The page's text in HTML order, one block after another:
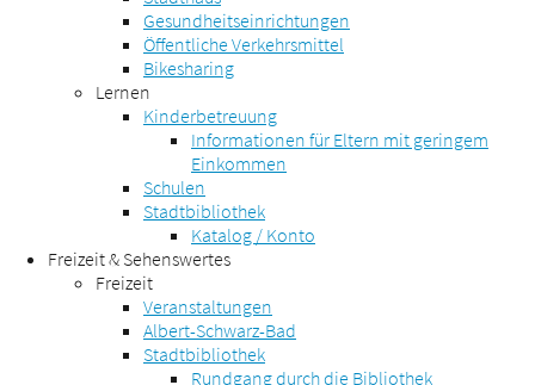
Gesundheitseinrichtungen
Öffentliche Verkehrsmittel
Bikesharing
Lernen
Kinderbetreuung
Informationen für Eltern mit geringem
Einkommen
Schulen
Stadtbibliothek
Katalog / Konto
Freizeit & Sehenswertes
Freizeit
Veranstaltungen
Albert-Schwarz-Bad
Stadtbibliothek
Rundgang durch die Bibliothek